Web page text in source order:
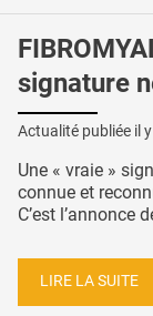
signature
Actualité publiée il
Une « vraie »
connue et
C’est l’annonce
LIRE LA SUITE